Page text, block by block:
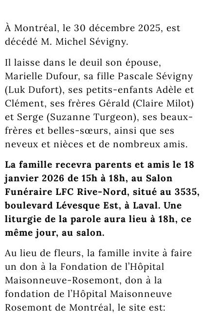
À Montréal, le 30 décembre 2025, est
décédé M. Michel Sévigny.
Il laisse dans le deuil son épouse,
Marielle Dufour, sa fille Pascale Sévigny
(Luk Dufort), ses petits-enfants Adèle et
Clément, ses frères Gérald (Claire Milot)
et Serge (Suzanne Turgeon), ses beaux-
frères et belles-sœurs, ainsi que ses
neveux et nièces et de nombreux amis.
La famille recevra parents et amis le 18
janvier 2026 de 15h à 18h, au Salon
Funéraire LFC Rive-Nord, situé au 3535,
boulevard Lévesque Est, à Laval. Une
liturgie de la parole aura lieu à 18h, ce
même jour, au salon.
Au lieu de fleurs, la famille invite à faire
un don à la Fondation de l’Hôpital
Maisonneuve-Rosemont, don à la
fondation de l’Hôpital Maisonneuve
Rosemont de Montréal, le site est: